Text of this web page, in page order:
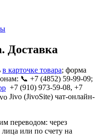
Доставка
в карточке товара; форма
📞 +7 (4852) 59-99-09;
+7 (910) 973-59-08, +7
Jivo (JivoSite) чат-онлайн-
переводом: через
или по счету на